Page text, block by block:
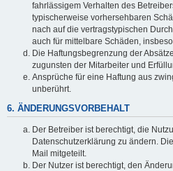
fahrlässigem Verhalten des
typischerweise vorhersehbaren
nach auf die vertragstypischen
auch für mittelbare Schäden,
Die Haftungsbegrenzung der
zugunsten der Mitarbeiter und
Ansprüche für eine Haftung aus
unberührt.
6. ÄNDERUNGSVORBEHALT
Der Betreiber ist berechtigt, die
Datenschutzerklärung zu ändern.
Mail mitgeteilt.
Der Nutzer ist berechtigt, den